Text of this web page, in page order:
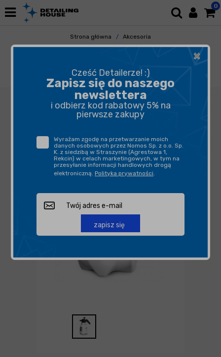
0
Strona główna
Akcesoria
Pozostałe Akcesoria
MAROLEX Industry ergo Acid line 3000 -
opryskiwacz
×
Cześć Detailerze! :)
Zapisz się do naszego
newslettera
i odbierz kod rabatowy 5% na
pierwsze zakupy
Wyrażam zgodę na przetwarzanie moich
danych osobowych przez Nomos Sp. z o.o. Sp.
K. z siedzibą w Straszynie (Agrestowa 1,
Rekcin) w celach marketingowych, w tym na
przesyłanie informacji handlowych drogą
elektroniczną. Polityka prywatności.
zapisz się